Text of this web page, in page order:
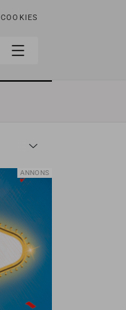
COOKIES
ANNONS